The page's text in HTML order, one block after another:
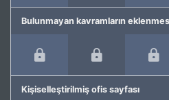
Bulunmayan kavramların
Kişiselleştirilmiş ofis sayfası